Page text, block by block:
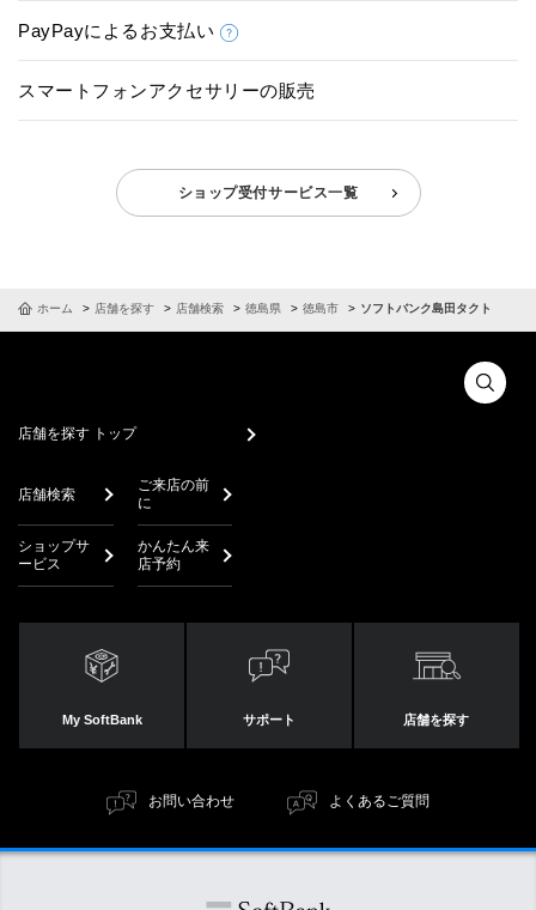
PayPayによるお支払い
スマートフォンアクセサリーの販売
ショップ受付サービス一覧
ホーム 店舗を探す 店舗検索 徳島県 徳島市 ソフトバンク島田タクト
店舗を探す トップ
店舗検索
ご来店の前
に
ショップサ
ービス
かんたん来
店予約
My SoftBank サポート 店舗を探す
お問い合わせ よくあるご質問